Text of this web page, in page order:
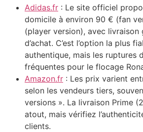
Adidas.fr : Le site officiel
domicile à environ 90 € (fan
(player version), avec
d’achat. C’est l’option la plus
authentique, mais les ruptures
fréquentes pour le flocage
Amazon.fr : Les prix varient
selon les vendeurs tiers,
versions ». La livraison Prime
atout, mais vérifiez
clients.